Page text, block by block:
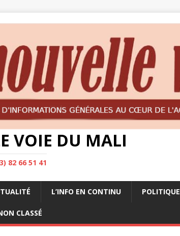
VOIE DU MALI
82 66 51 41
L’INFO EN CONTINU POLITIQUE
CLASSÉ